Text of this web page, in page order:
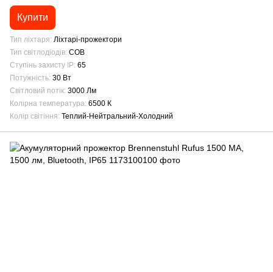
Купити
Тип ліхтаря Ліхтарі-прожектори
Тип світлодіодів COB
Ступінь захисту IP 65
Потужність 30 Вт
Світловий потік 3000 Лм
Колірна температура 6500 К
Колір світіння Теплий-Нейтральний-Холодний